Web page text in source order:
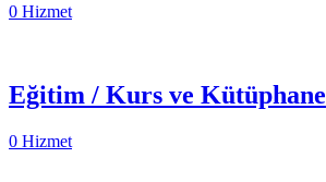
0 Hizmet
Eğitim / Kurs ve Kütüphane
0 Hizmet